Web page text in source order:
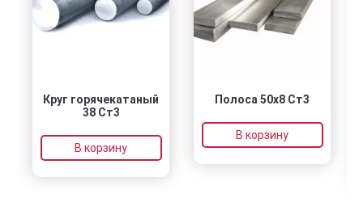
Круг горячекатаный
38 Ст3
В корзину
Полоса 50х8 Ст3
В корзину